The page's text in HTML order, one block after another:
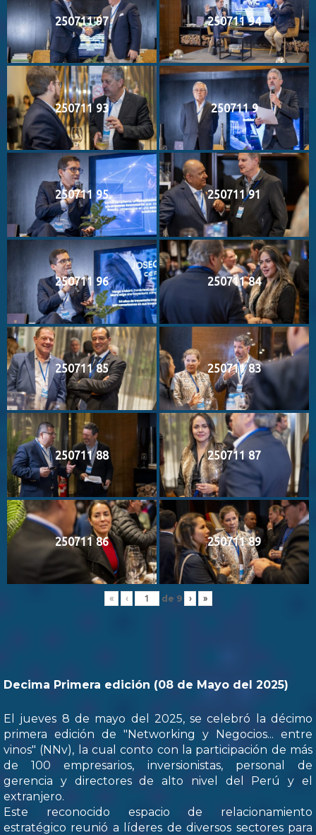
250711 97 250711 94
250711 93 250711 9
250711 95 250711 91
250711 96 250711 84
250711 85 250711 83
250711 88 250711 87
250711 86 250711 89
« ‹ de 9 › »
Decima Primera edición (08 de Mayo del 2025)
El jueves 8 de mayo del 2025, se celebró la décimo
primera edición de "Networking y Negocios... entre
vinos" (NNv), la cual conto con la participación de más
de 100 empresarios, inversionistas, personal de
gerencia y directores de alto nivel del Perú y el
extranjero.
Este reconocido espacio de relacionamiento
estratégico reunió a líderes de diversos sectores para